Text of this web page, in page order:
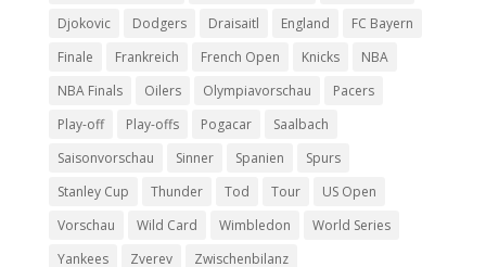
Djokovic
Dodgers Draisaitl England
FC Bayern
Finale
Frankreich French Open Knicks
NBA
NBA Finals
Oilers Olympiavorschau
Pacers
Play-off
Play-offs Pogacar
Saalbach
Saisonvorschau
Sinner Spanien
Spurs
Stanley Cup
Thunder Tod Tour
US Open
Vorschau
Wild Card Wimbledon
World Series
Yankees
Zverev Zwischenbilanz